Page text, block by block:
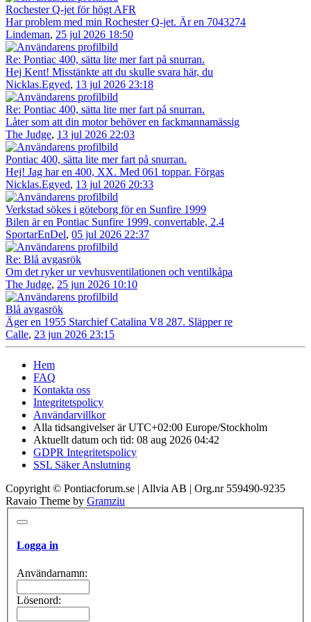
Rochester Q-jet för högt AFR
Har problem med min Rochester Q-jet. Är en 7043274
Lindeman, 25 jul 2026 18:50
Re: Pontiac 400, sätta lite mer fart på snurran.
Hej Kent! Misstänkte att du skulle svara här, du
Nicklas.Egyed, 13 jul 2026 23:18
Re: Pontiac 400, sätta lite mer fart på snurran.
Låter som att din motor behöver en fackmannamässig
The Judge, 13 jul 2026 22:03
Pontiac 400, sätta lite mer fart på snurran.
Hej! Jag har en 400, XX. Med 061 toppar. Förgas
Nicklas.Egyed, 13 jul 2026 20:33
Verkstad sökes i göteborg för en Sunfire 1999
Bilen är en Pontiac Sunfire 1999, convertable, 2.4
SportarEnDel, 05 jul 2026 22:37
Re: Blå avgasrök
Om det ryker ur vevhusventilationen och ventilkåpa
The Judge, 25 jun 2026 10:10
Blå avgasrök
Äger en 1955 Starchief Catalina V8 287. Släpper re
Calle, 23 jun 2026 23:15
Hem
FAQ
Kontakta oss
Integritetspolicy
Användarvillkor
Alla tidsangivelser är UTC+02:00 Europe/Stockholm
Aktuellt datum och tid: 08 aug 2026 04:42
GDPR Integritetspolicy
SSL Säker Anslutning
Copyright © Pontiacforum.se | Allvia AB | Org.nr 559490-9235
Ravaio Theme by Gramziu
Logga in
Användarnamn:
Lösenord: